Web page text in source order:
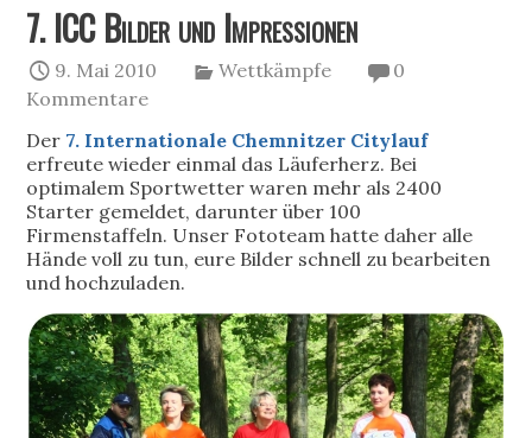
7. ICC Bilder und Impressionen
9. Mai 2010 Wettkämpfe
0
Kommentare
Der 7. Internationale Chemnitzer Citylauf
erfreute wieder einmal das Läuferherz. Bei
optimalem Sportwetter waren mehr als 2400
Starter gemeldet, darunter über 100
Firmenstaffeln. Unser Fototeam hatte daher alle
Hände voll zu tun, eure Bilder schnell zu bearbeiten
und hochzuladen.